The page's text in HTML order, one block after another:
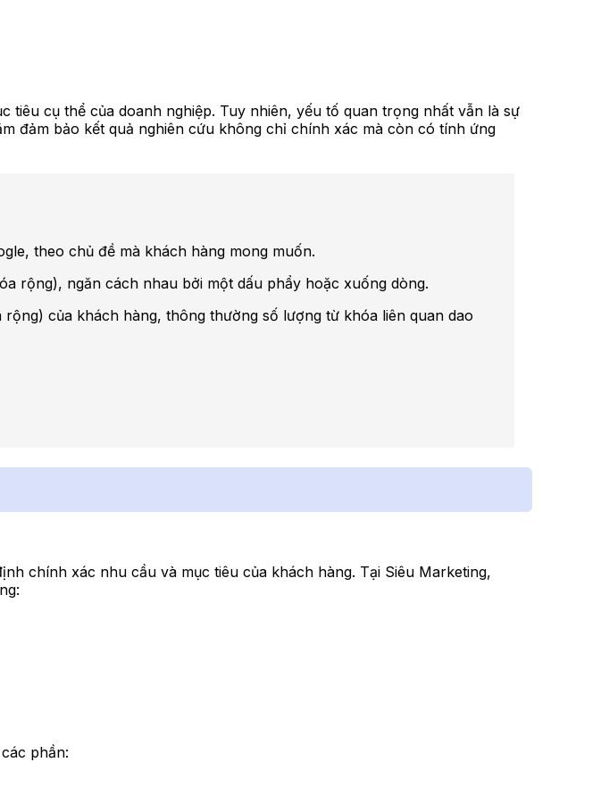
cụ thể của doanh nghiệp. Tuy nhiên, yếu tố quan trọng nhất vẫn là sự
đảm bảo kết quả nghiên cứu không chỉ chính xác mà còn có tính ứng
theo chủ đề mà khách hàng mong muốn.
rộng), ngăn cách nhau bởi một dấu phẩy hoặc xuống dòng.
của khách hàng, thông thường số lượng từ khóa liên quan dao
chính xác nhu cầu và mục tiêu của khách hàng. Tại Siêu Marketing,
phần: